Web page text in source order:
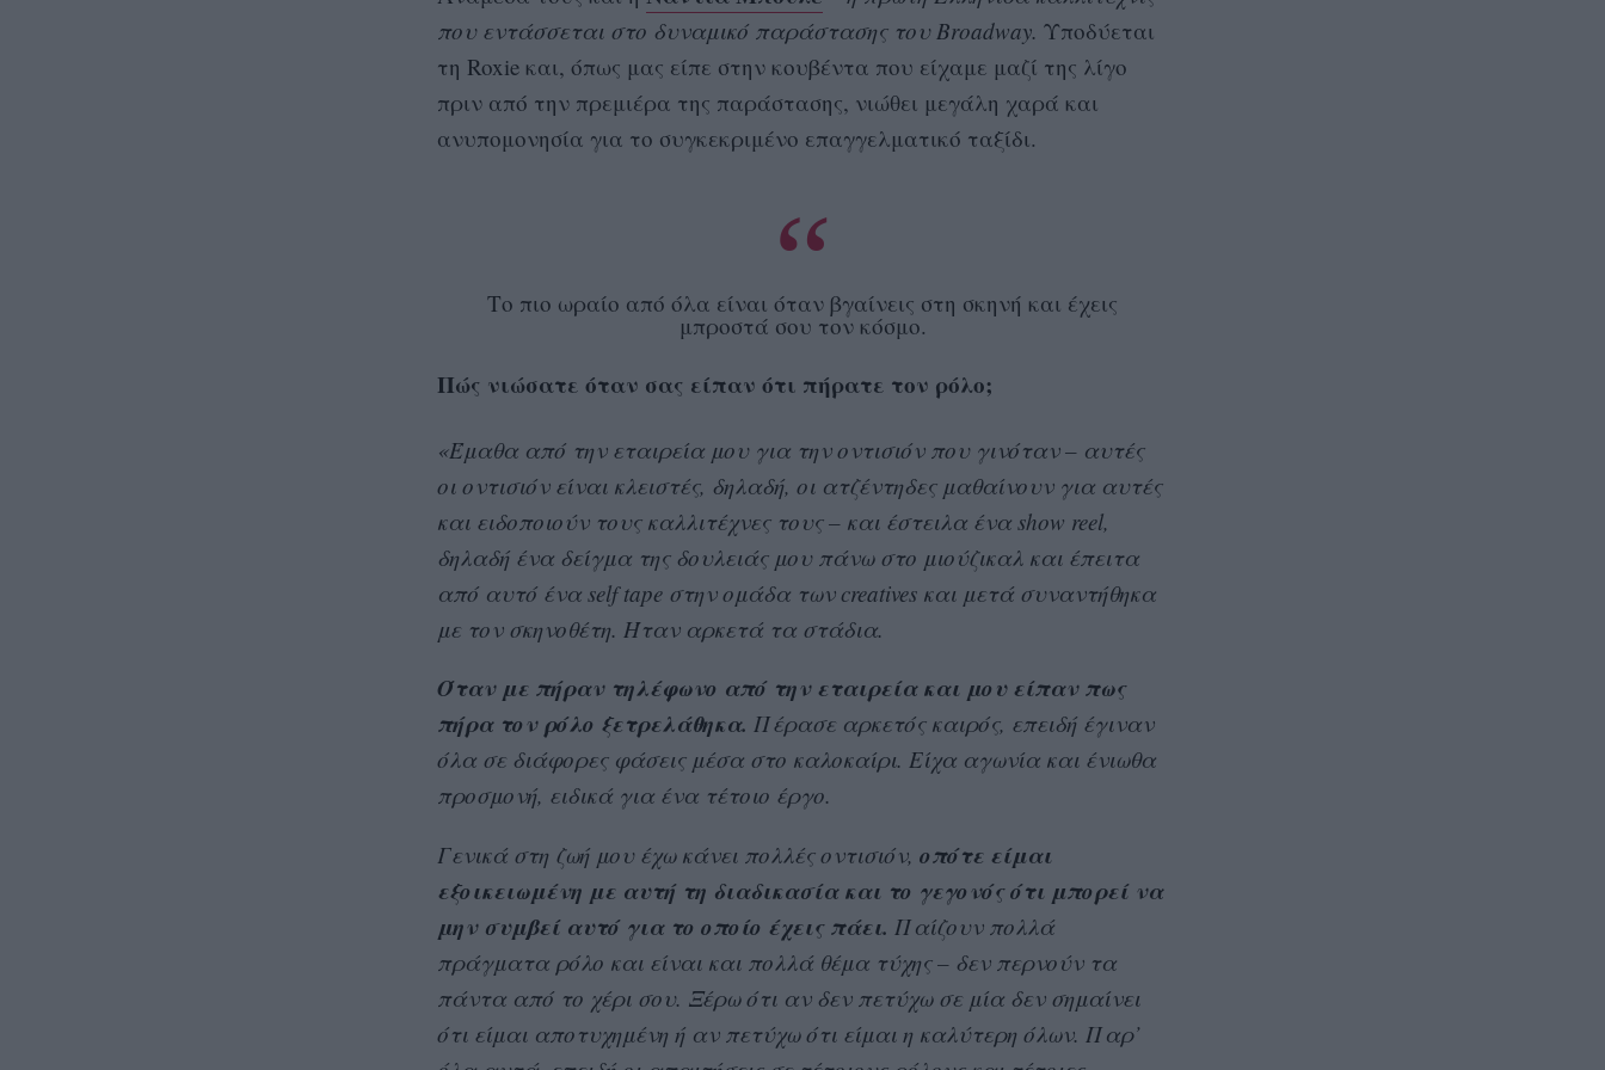
που εντάσσεται στο δυναμικό παράστασης του Broadway. Υποδύεται
τη Roxie και, όπως μας είπε στην κουβέντα που είχαμε μαζί της λίγο
πριν από την πρεμιέρα της παράστασης, νιώθει μεγάλη χαρά και
ανυπομονησία για το συγκεκριμένο επαγγελματικό ταξίδι.
Tο πιο ωραίο από όλα είναι όταν βγαίνεις στη σκηνή και έχεις
μπροστά σου τον κόσμο.
Πώς νιώσατε όταν σας είπαν ότι πήρατε τον ρόλο;
«Έμαθα από την εταιρεία μου για την οντισιόν που γινόταν – αυτές
οι οντισιόν είναι κλειστές, δηλαδή, οι ατζέντηδες μαθαίνουν για αυτές
και ειδοποιούν τους καλλιτέχνες τους – και έστειλα ένα show reel,
δηλαδή ένα δείγμα της δουλειάς μου πάνω στο μιούζικαλ και έπειτα
από αυτό ένα self tape στην ομάδα των creatives και μετά συναντήθηκα
με τον σκηνοθέτη. Ήταν αρκετά τα στάδια.
Όταν με πήραν τηλέφωνο από την εταιρεία και μου είπαν πως
πήρα τον ρόλο ξετρελάθηκα. Πέρασε αρκετός καιρός, επειδή έγιναν
όλα σε διάφορες φάσεις μέσα στο καλοκαίρι. Είχα αγωνία και ένιωθα
προσμονή, ειδικά για ένα τέτοιο έργο.
Γενικά στη ζωή μου έχω κάνει πολλές οντισιόν, οπότε είμαι
εξοικειωμένη με αυτή τη διαδικασία και το γεγονός ότι μπορεί να
μην συμβεί αυτό για το οποίο έχεις πάει. Παίζουν πολλά
πράγματα ρόλο και είναι και πολλά θέμα τύχης – δεν περνούν τα
πάντα από το χέρι σου. Ξέρω ότι αν δεν πετύχω σε μία δεν σημαίνει
ότι είμαι αποτυχημένη ή αν πετύχω ότι είμαι η καλύτερη όλων. Παρ’